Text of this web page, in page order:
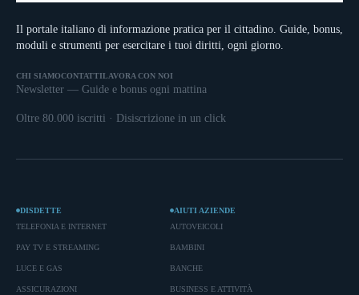
Il portale italiano di informazione pratica per il cittadino. Guide, bonus,
moduli e strumenti per esercitare i tuoi diritti, ogni giorno.
CHI SIAMOCONTATTILAVORA CON NOI
Newsletter — Guide e bonus ogni mattina
Oltre 80.000 iscritti · Disiscrizione in un click
DISDETTE
TELEFONIA E INTERNET
PAY TV E STREAMING
LUCE E GAS
ASSICURAZIONI
AIUTI AZIENDE
AUTOVEICOLI
BAMBINI
BANCHE
BUSINESS E ATTIVITÀ